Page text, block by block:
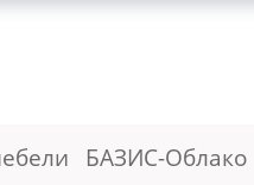
БАЗИС-Облако